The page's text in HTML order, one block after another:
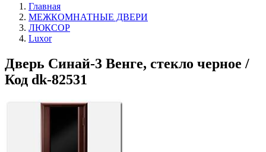
Главная
МЕЖКОМНАТНЫЕ ДВЕРИ
ЛЮКСОР
Luxor
Дверь Синай-3 Венге, стекло черное /
Код dk-82531